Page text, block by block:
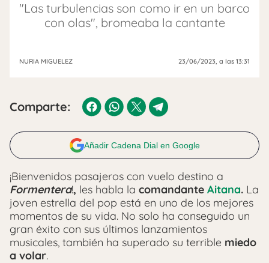
"Las turbulencias son como ir en un barco
con olas", bromeaba la cantante
NURIA MIGUELEZ 23/06/2023, a las 13:31
Comparte:
Añadir Cadena Dial en Google
¡Bienvenidos pasajeros con vuelo destino a
Formentera!, les habla la comandante Aitana. La
joven estrella del pop está en uno de los mejores
momentos de su vida. No solo ha conseguido un
gran éxito con sus últimos lanzamientos
musicales, también ha superado su terrible miedo
a volar.